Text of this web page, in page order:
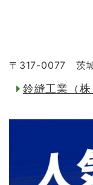
〒317-0077 茨城
鈴縫工業（